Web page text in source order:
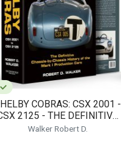
Restauro
COBRAS: CSX 2001 -
2125 - THE DEFINITIVE
CHASSIS-BY-CHASSIS
Walker Robert D.